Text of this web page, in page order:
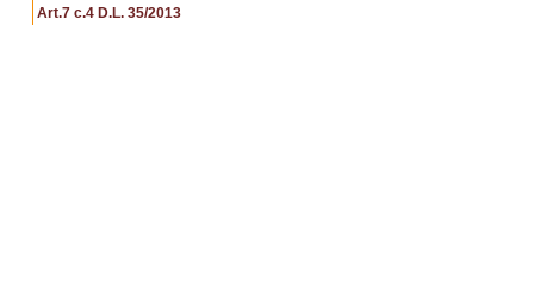
Art.7 c.4 D.L. 35/2013